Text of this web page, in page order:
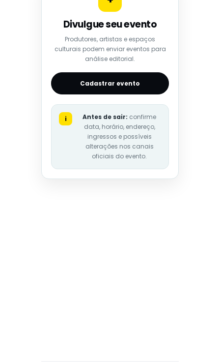
Divulgue seu evento
Produtores, artistas e espaços
culturais podem enviar eventos para
análise editorial.
Cadastrar evento
i Antes de sair: confirme
data, horário, endereço,
ingressos e possíveis
alterações nos canais
oficiais do evento.